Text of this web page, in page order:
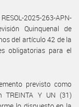
2025-263-APN-
Quinquenal de
del artículo 42 de la
obligatorias para el
previsto como
Y UN (31)